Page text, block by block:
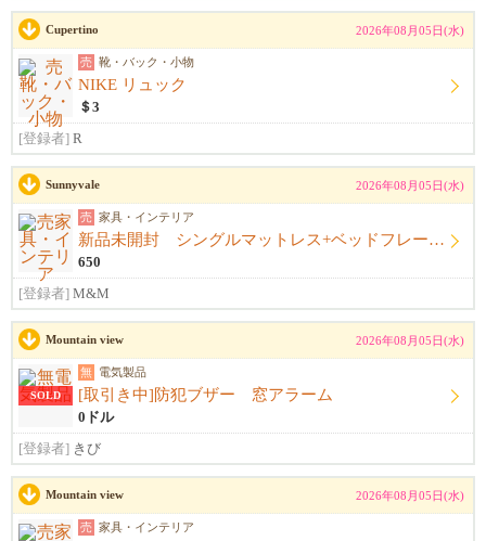
Cupertino 2026年08月05日(水)
売 靴・バック・小物
NIKE リュック
＄3
[登録者] R
Sunnyvale 2026年08月05日(水)
売 家具・インテリア
新品未開封 シングルマットレス+ベッドフレーム+シーツ
650
[登録者] M&M
Mountain view 2026年08月05日(水)
SOLD
無 電気製品
[取引き中]防犯ブザー 窓アラーム
0ドル
[登録者] きび
Mountain view 2026年08月05日(水)
売 家具・インテリア